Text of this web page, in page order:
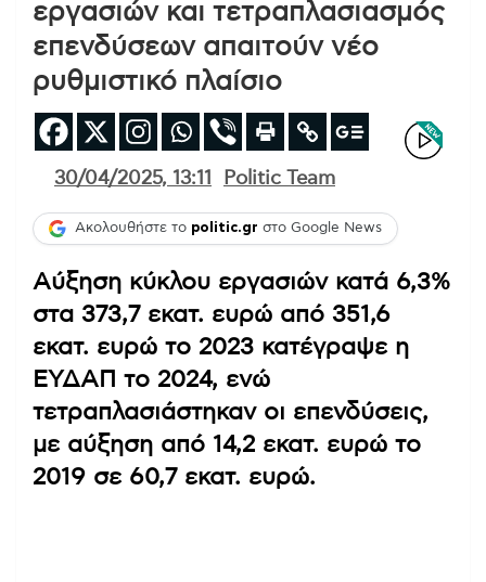
εργασιών και τετραπλασιασμός
επενδύσεων απαιτούν νέο
ρυθμιστικό πλαίσιο
30/04/2025, 13:11 Politic Team
Ακολουθήστε το politic.gr στο Google News
Αύξηση κύκλου εργασιών κατά 6,3%
στα 373,7 εκατ. ευρώ από 351,6
εκατ. ευρώ το 2023 κατέγραψε η
ΕΥΔΑΠ το 2024, ενώ
τετραπλασιάστηκαν οι επενδύσεις,
με αύξηση από 14,2 εκατ. ευρώ το
2019 σε 60,7 εκατ. ευρώ.